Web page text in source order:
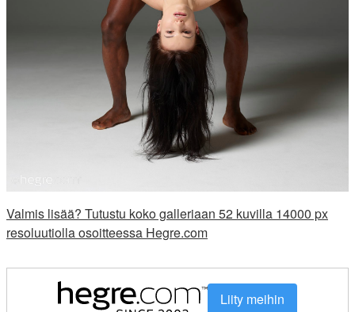
Valmis lisää? Tutustu koko galleriaan 52 kuvilla 14000 px
resoluutiolla osoitteessa Hegre.com
Liity meihin